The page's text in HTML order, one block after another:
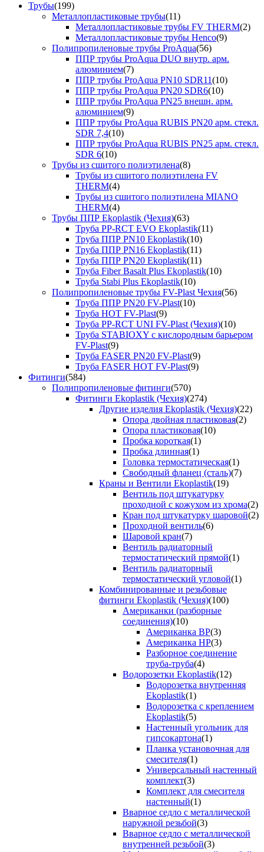
Трубы(199)
Металлопластиковые трубы(11)
Металлопластиковые трубы FV THERM(2)
Металлопластиковые трубы Henco(9)
Полипропиленовые трубы ProAqua(56)
ППР трубы ProAqua DUO внутр. арм.
алюминием(7)
ППР трубы ProAqua PN10 SDR11(10)
ППР трубы ProAqua PN20 SDR6(10)
ППР трубы ProAqua PN25 внешн. арм.
алюминием(9)
ППР трубы ProAqua RUBIS PN20 арм. стекл.
SDR 7,4(10)
ППР трубы ProAqua RUBIS PN25 арм. стекл.
SDR 6(10)
Трубы из сшитого полиэтилена(8)
Трубы из сшитого полиэтилена FV
THERM(4)
Трубы из сшитого полиэтилена MIANO
THERM(4)
Трубы ППР Ekoplastik (Чехия)(63)
Труба PP-RCT EVO Ekoplastik(11)
Труба ППР PN10 Ekoplastik(10)
Труба ППР PN16 Ekoplastik(11)
Труба ППР PN20 Ekoplastik(11)
Труба Fiber Basalt Plus Ekoplastik(10)
Труба Stabi Plus Ekoplastik(10)
Полипропиленовые трубы FV-Plast Чехия(56)
Труба ППР PN20 FV-Plast(10)
Труба HOT FV-Plast(9)
Труба PP-RCT UNI FV-Plast (Чехия)(10)
Труба STABIOXY с кислородным барьером
FV-Plast(9)
Труба FASER PN20 FV-Plast(9)
Труба FASER HOT FV-Plast(9)
Фитинги(584)
Полипропиленовые фитинги(570)
Фитинги Ekoplastik (Чехия)(274)
Другие изделия Ekoplastik (Чехия)(22)
Опора двойная пластиковая(2)
Опора пластиковая(10)
Пробка короткая(1)
Пробка длинная(1)
Головка термостатическая(1)
Свободный фланец (сталь)(7)
Краны и Вентили Ekoplastik(19)
Вентиль под штукатурку
проходной с кожухом из хрома(2)
Кран под штукатурку шаровой(2)
Проходной вентиль(6)
Шаровой кран(7)
Вентиль радиаторный
термостатический прямой(1)
Вентиль радиаторный
термостатический угловой(1)
Комбинированные и резьбовые
фитинги Ekoplastik (Чехия)(100)
Американки (разборные
соединения)(10)
Американка ВР(3)
Американка НР(3)
Разборное соединение
труба-труба(4)
Водорозетки Ekoplastik(12)
Водорозетка внутренняя
Ekoplastik(1)
Водорозетка с креплением
Ekoplastik(5)
Настенный угольник для
гипсокартона(1)
Планка установочная для
смесителя(1)
Универсальный настенный
комплект(3)
Комплект для смесителя
настенный(1)
Вварное седло с металлической
наружной резьбой(3)
Вварное седло с металлической
внутренней резьбой(3)